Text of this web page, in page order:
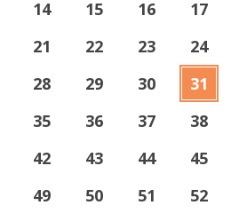
14
15 16 17
21
22 23 24
28
29 30 31
35
36 37 38
42
43 44 45
49
50 51 52